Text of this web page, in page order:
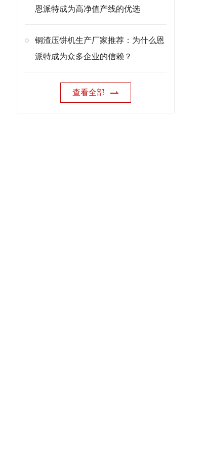
恩派特成为高净值产线的优选
铜渣压饼机生产厂家推荐：为什么恩
派特成为众多企业的信赖？
查看全部